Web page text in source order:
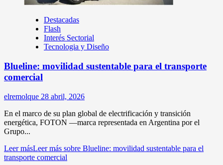
Destacadas
Flash
Interés Sectorial
Tecnologia y Diseño
Blueline: movilidad sustentable para el transporte
comercial
elremolque 28 abril, 2026
En el marco de su plan global de electrificación y transición
energética, FOTON —marca representada en Argentina por el
Grupo...
Leer másLeer más sobre Blueline: movilidad sustentable para el
transporte comercial